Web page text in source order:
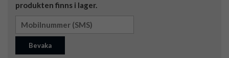
produkten finns i lager.
Bevaka